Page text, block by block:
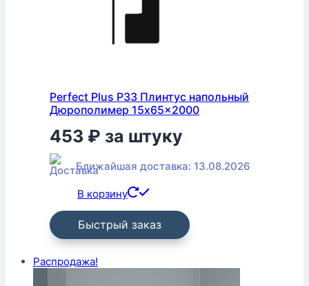
Perfect Plus P33 Плинтус напольный
Дюрополимер 15x65x2000
453 ₽ за штуку
Ближайшая доставка: 13.08.2026
В корзину
Быстрый заказ
Распродажа!